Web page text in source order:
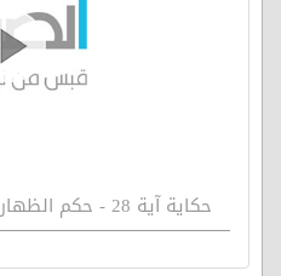
حكاية آية 28 - حكم الظهار